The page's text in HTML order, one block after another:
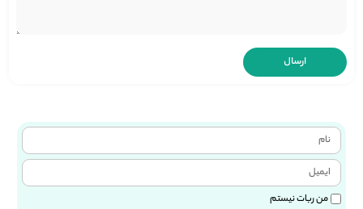
من ربات نیستم